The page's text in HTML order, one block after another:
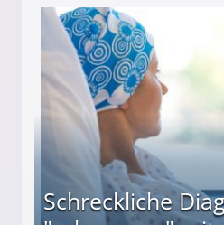
Tod zweier tapferer
Schreckliche